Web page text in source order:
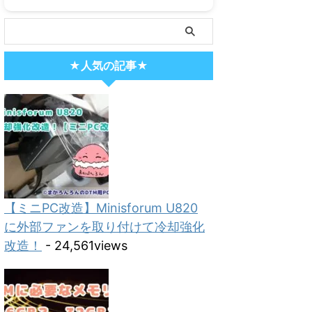
★人気の記事★
【ミニPC改造】Minisforum U820
に外部ファンを取り付けて冷却強化
改造！
- 24,561views